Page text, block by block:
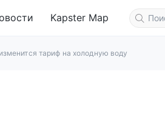
Kapster Map
тариф на холодную воду